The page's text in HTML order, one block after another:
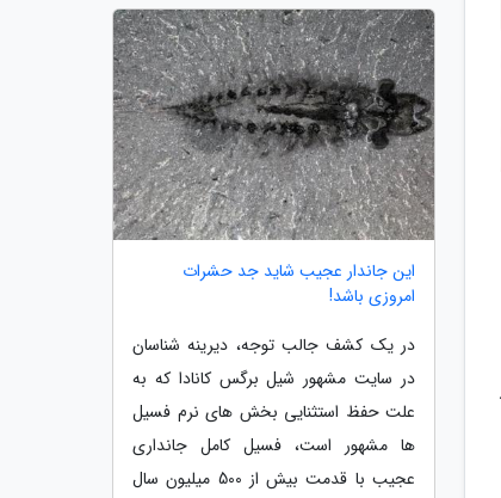
این جاندار عجیب شاید جد حشرات
امروزی باشد!
در یک کشف جالب توجه، دیرینه شناسان
در سایت مشهور شیل برگس کانادا که به
علت حفظ استثنایی بخش های نرم فسیل
ها مشهور است، فسیل کامل جانداری
عجیب با قدمت بیش از 500 میلیون سال